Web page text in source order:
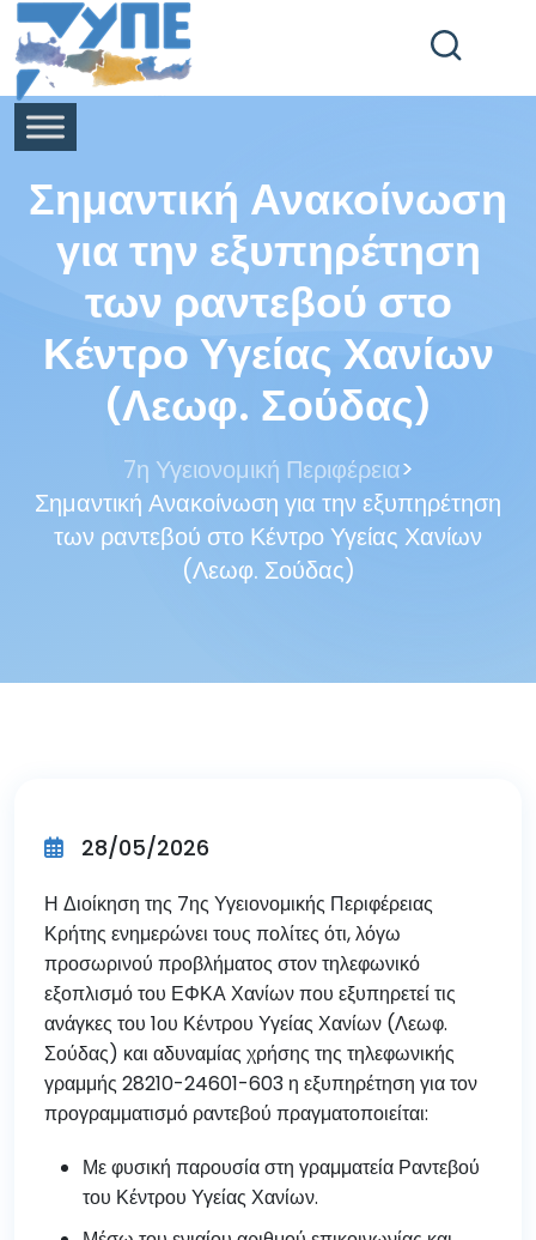
End Header Section -->
Σημαντική Ανακοίνωση
για την εξυπηρέτηση
των ραντεβού στο
Κέντρο Υγείας Χανίων
(Λεωφ. Σούδας)
7η Υγειονομική Περιφέρεια>
Σημαντική Ανακοίνωση για την εξυπηρέτηση
των ραντεβού στο Κέντρο Υγείας Χανίων
(Λεωφ. Σούδας)
28/05/2026
Η Διοίκηση της 7ης Υγειονομικής Περιφέρειας
Κρήτης ενημερώνει τους πολίτες ότι, λόγω
προσωρινού προβλήματος στον τηλεφωνικό
εξοπλισμό του ΕΦΚΑ Χανίων που εξυπηρετεί τις
ανάγκες του 1ου Κέντρου Υγείας Χανίων (Λεωφ.
Σούδας) και αδυναμίας χρήσης της τηλεφωνικής
γραμμής 28210-24601-603 η εξυπηρέτηση για τον
προγραμματισμό ραντεβού πραγματοποιείται:
Με φυσική παρουσία στη γραμματεία Ραντεβού
του Κέντρου Υγείας Χανίων.